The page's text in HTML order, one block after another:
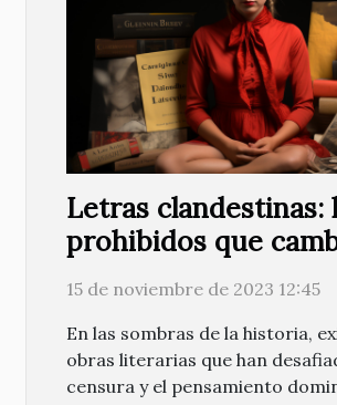
Letras clandestinas:
prohibidos que
el mundo
15 de noviembre de 2023 12:45
En las sombras de la historia,
obras literarias que han
censura y el pensamiento